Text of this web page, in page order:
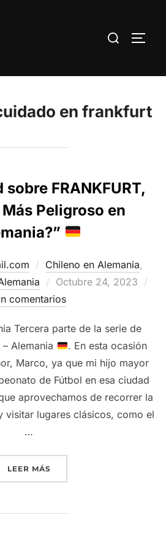
Buscar:
en frankfurt
sobre FRANKFURT,
Peligroso en
Chileno en Alemania,
Publicado
el
Octubre 24, 2023
comentarios
Tercera parte de la serie de
Alemania
. En esta ocasión
Marco, ya que mi hijo mayor
de Fútbol en esa ciudad
aprovechamos de recorrer la
visitar lugares clásicos, como el
…
LEER MÁS“